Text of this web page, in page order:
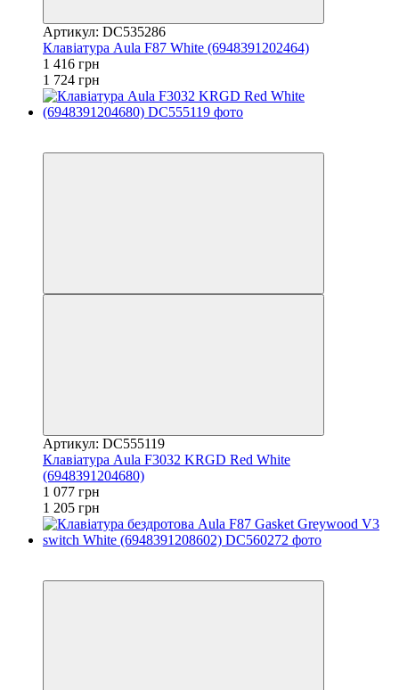
Артикул: DC535286
Клавіатура Aula F87 White (6948391202464)
1 416 грн
1 724 грн
Артикул: DC555119
Клавіатура Aula F3032 KRGD Red White
(6948391204680)
1 077 грн
1 205 грн